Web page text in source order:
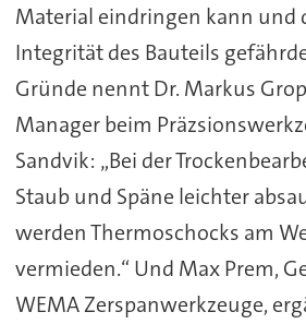
Material eindringen kann und
Integrität des Bauteils
Gründe nennt Dr. Markus
Manager beim
Sandvik: „Bei der
Staub und Späne leichter
werden Thermoschocks am
vermieden.“ Und Max Prem,
WEMA Zerspanwerkzeuge,